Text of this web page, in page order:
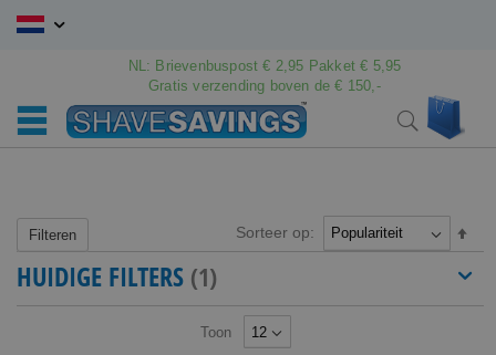
Ga
NL: Brievenbuspost € 2,95 Pakket € 5,95
Gratis verzending boven de € 150,-
Search
Toon
Sorteer op:
naar
Filteren
HUIDIGE FILTERS